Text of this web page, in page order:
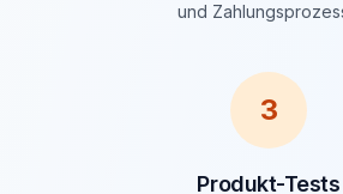
und
3
Produkt-Tests